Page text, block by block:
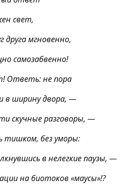
свет,
друга мгновенно,
самозабвенно!
Ответь: не пора
ширину двора, —
скучные разговоры, —
тишком, без уморы:
в нелегкие паузы, —
на биотоков «маусы»!?